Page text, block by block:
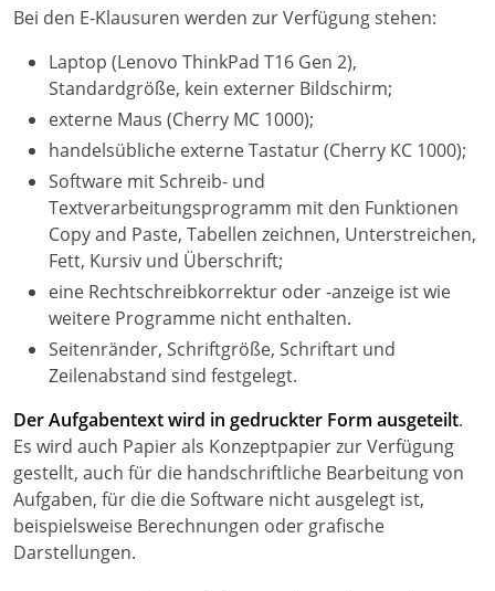
Bei den E-Klausuren werden zur Verfügung stehen:
Laptop (Lenovo ThinkPad T16 Gen 2),
Standardgröße, kein externer Bildschirm;
externe Maus (Cherry MC 1000);
handelsübliche externe Tastatur (Cherry KC 1000);
Software mit Schreib- und
Textverarbeitungsprogramm mit den Funktionen
Copy and Paste, Tabellen zeichnen, Unterstreichen,
Fett, Kursiv und Überschrift;
eine Rechtschreibkorrektur oder -anzeige ist wie
weitere Programme nicht enthalten.
Seitenränder, Schriftgröße, Schriftart und
Zeilenabstand sind festgelegt.
Der Aufgabentext wird in gedruckter Form ausgeteilt.
Es wird auch Papier als Konzeptpapier zur Verfügung
gestellt, auch für die handschriftliche Bearbeitung von
Aufgaben, für die die Software nicht ausgelegt ist,
beispielsweise Berechnungen oder grafische
Darstellungen.